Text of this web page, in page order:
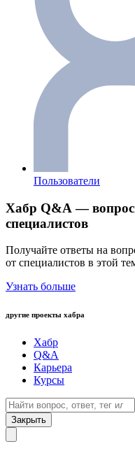
Пользователи
Хабр Q&A —
специалистов
Получайте ответы на
от специалистов в этой
Узнать больше
другие проекты хабра
Хабр
Q&A
Карьера
Курсы
Закрыть